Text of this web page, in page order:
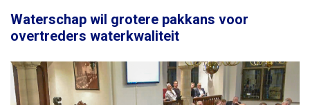
Waterschap wil grotere pakkans voor
overtreders waterkwaliteit